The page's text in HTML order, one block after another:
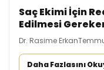
Saç Ekimi İçin
Edilmesi
Dr. Rasime Erkan
Daha Fazlasını